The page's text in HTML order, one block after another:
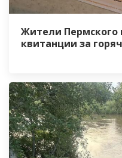
Жители Пермского
квитанции за